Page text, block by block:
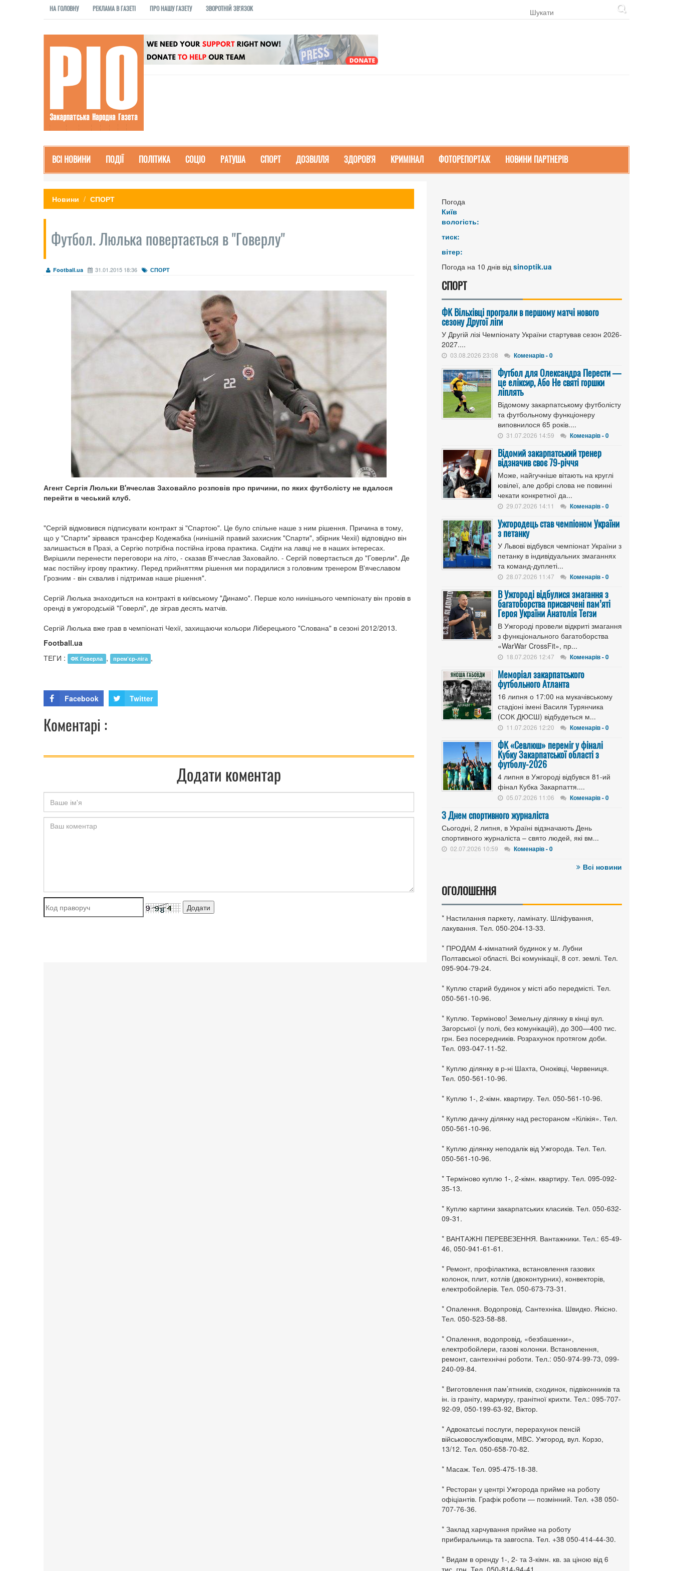
НА ГОЛОВНУ РЕКЛАМА В ГАЗЕТІ ПРО НАШУ ГАЗЕТУ ЗВОРОТНІЙ ЗВ'ЯЗОК
ВСІ НОВИНИ ПОДІЇ ПОЛІТИКА СОЦІО РАТУША СПОРТ ДОЗВІЛЛЯ ЗДОРОВ'Я КРИМІНАЛ ФОТОРЕПОРТАЖ НОВИНИ ПАРТНЕРІВ
Новини СПОРТ
Футбол. Люлька повертається в "Говерлу"
Football.ua 31.01.2015 18:36 СПОРТ
Агент Сергія Люльки В'ячеслав Заховайло розповів про причини, по яких футболісту не вдалося
перейти в чеський клуб.
"Сергій відмовився підписувати контракт зі "Спартою". Це було спільне наше з ним рішення. Причина в тому,
що у "Спарти" зірвався трансфер Кодежабка (нинішній правий захисник "Спарти", збірник Чехії) відповідно він
залишається в Празі, а Сергію потрібна постійна ігрова практика. Сидіти на лавці не в наших інтересах.
Вирішили перенести переговори на літо, - сказав В'ячеслав Заховайло. - Сергій повертається до "Говерли". Де
має постійну ігрову практику. Перед прийняттям рішення ми порадилися з головним тренером В'ячеславом
Грозним - він схвалив і підтримав наше рішення".
Сергій Люлька знаходиться на контракті в київському "Динамо". Перше коло нинішнього чемпіонату він провів в
оренді в ужгородській "Говерлі", де зіграв десять матчів.
Сергій Люлька вже грав в чемпіонаті Чехії, захищаючи кольори Ліберецького "Слована" в сезоні 2012/2013.
Football.ua
ТЕГИ :
ФК Говерла , прем’єр-ліга ,
Facebook Twitter
Коментарі :
Додати коментар
Погода
Київ
вологість:
тиск:
вітер:
Погода на 10 днів від sinoptik.ua
СПОРТ
ФК Вільхівці програли в першому матчі нового
сезону Другої ліги
У Другій лізі Чемпіонату України стартував сезон 2026-
2027....
03.08.2026 23:08 Коменарів - 0
Футбол для Олександра Перести —
це еліксир, Або Не святі горшки
ліплять
Відомому закарпатському футболісту
та футбольному функціонеру
виповнилося 65 років....
31.07.2026 14:59 Коменарів - 0
Відомий закарпатський тренер
відзначив своє 79-річчя
Може, найгучніше вітають на круглі
ювілеї, але добрі слова не повинні
чекати конкретної да...
29.07.2026 14:11 Коменарів - 0
Ужгородець став чемпіоном України
з петанку
У Львові відбувся чемпіонат України з
петанку в індивідуальних змаганнях
та команд-дуплеті...
28.07.2026 11:47 Коменарів - 0
В Ужгороді відбулися змагання з
багатоборства присвячені пам’яті
Героя України Анатолія Тегзи
В Ужгороді провели відкриті змагання
з функціонального багатоборства
«WarWar CrossFit», пр...
18.07.2026 12:47 Коменарів - 0
Меморіал закарпатського
футбольного Атланта
16 липня о 17:00 на мукачівському
стадіоні імені Василя Турянчика
(СОК ДЮСШ) відбудеться м...
11.07.2026 12:20 Коменарів - 0
ФК «Севлюш» переміг у фіналі
Кубку Закарпатської області з
футболу-2026
4 липня в Ужгороді відбувся 81-ий
фінал Кубка Закарпаття....
05.07.2026 11:06 Коменарів - 0
З Днем спортивного журналіста
Сьогодні, 2 липня, в Україні відзначають День
спортивного журналіста – свято людей, які вм...
02.07.2026 10:59 Коменарів - 0
Всі новини
ОГОЛОШЕННЯ
* Настилання паркету, ламінату. Шліфування,
лакування. Тел. 050-204-13-33.
* ПРОДАМ 4-кімнатний будинок у м. Лубни
Полтавської області. Всі комунікації, 8 сот. землі. Тел.
095-904-79-24.
* Куплю старий будинок у місті або передмісті. Тел.
050-561-10-96.
* Куплю. Терміново! Земельну ділянку в кінці вул.
Загорської (у полі, без комунікацій), до 300—400 тис.
грн. Без посередників. Розрахунок протягом доби.
Тел. 093-047-11-52.
* Куплю ділянку в р-ні Шахта, Оноківці, Червениця.
Тел. 050-561-10-96.
* Куплю 1-, 2-кімн. квартиру. Тел. 050-561-10-96.
* Куплю дачну ділянку над рестораном «Кілікія». Тел.
050-561-10-96.
* Куплю ділянку неподалік від Ужгорода. Тел. Тел.
050-561-10-96.
* Терміново куплю 1-, 2-кімн. квартиру. Тел. 095-092-
35-13.
* Куплю картини закарпатських класиків. Тел. 050-632-
09-31.
* ВАНТАЖНІ ПЕРЕВЕЗЕННЯ. Вантажники. Тел.: 65-49-
46, 050-941-61-61.
* Ремонт, профілактика, встановлення газових
колонок, плит, котлів (двоконтурних), конвекторів,
електробойлерів. Тел. 050-673-73-31.
* Опалення. Водопровід. Сантехніка. Швидко. Якісно.
Тел. 050-523-58-88.
* Опалення, водопровід, «безбашенки»,
електробойлери, газові колонки. Встановлення,
ремонт, сантехнічні роботи. Тел.: 050-974-99-73, 099-
240-09-84.
* Виготовлення пам’ятників, сходинок, підвіконників та
ін. із граніту, мармуру, гранітної крихти. Тел.: 095-707-
92-09, 050-199-63-92, Віктор.
* Адвокатські послуги, перерахунок пенсій
військовослужбовцям, МВС. Ужгород, вул. Корзо,
13/12. Тел. 050-658-70-82.
* Масаж. Тел. 095-475-18-38.
* Ресторан у центрі Ужгорода прийме на роботу
офіціантів. Графік роботи — позмінний. Тел. +38 050-
707-76-36.
* Заклад харчування прийме на роботу
прибиральниць та завгоспа. Тел. +38 050-414-44-30.
* Видам в оренду 1-, 2- та 3-кімн. кв. за ціною від 6
тис. грн. Тел. 050-814-94-41.